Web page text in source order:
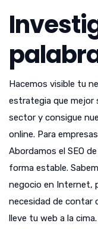
Hacemos visible tu
estrategia que mejor
sector y consigue
online. Para
Abordamos el SEO
forma estable.
negocio en Internet,
necesidad de contar
lleve tu web a la